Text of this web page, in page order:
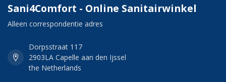
Sani4Comfort - Online Sanitairwinkel
Alleen correspondentie adres
Dorpsstraat 117
2903LA Capelle aan den Ijssel
the Netherlands